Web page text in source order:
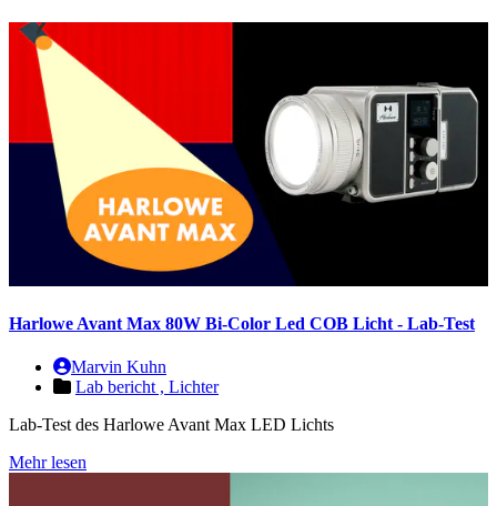
Harlowe Avant Max 80W Bi-Color Led COB Licht - Lab-Test
Marvin Kuhn
Lab bericht , Lichter
Lab-Test des Harlowe Avant Max LED Lichts
Mehr lesen